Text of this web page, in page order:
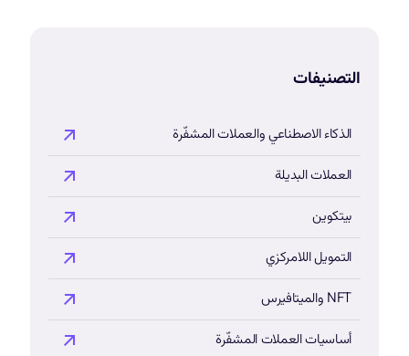
التصنيفات
الذكاء الاصطناعي والعملات المشفّرة
العملات البديلة
بيتكوين
التمويل اللامركزي
NFT والميتافيرس
أساسيات العملات المشفّرة